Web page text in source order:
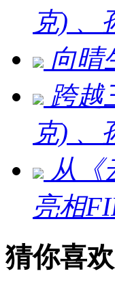
克) 、
向晴
跨越
克) 、
从《
亮相
猜你喜欢